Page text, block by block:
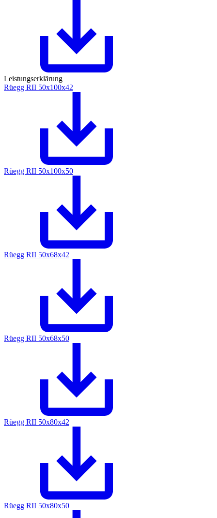
Leistungserklärung
Rüegg RII 50x100x42
Rüegg RII 50x100x50
Rüegg RII 50x68x42
Rüegg RII 50x68x50
Rüegg RII 50x80x42
Rüegg RII 50x80x50